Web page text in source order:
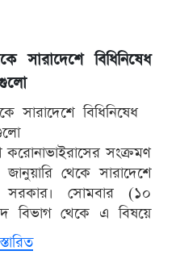
সারাদেশে বিধিনিষেধ
গুলো
সংক্রমণ
থেকে সারাদেশে
সরকার। সোমবার (১০
বিভাগ থেকে এ বিষয়ে